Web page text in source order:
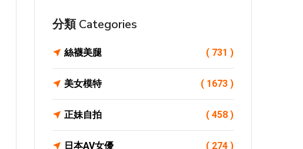
分類 Categories
絲襪美腿 ( 731 )
美女模特 ( 1673 )
正妹自拍 ( 458 )
日本AV女優 ( 274 )